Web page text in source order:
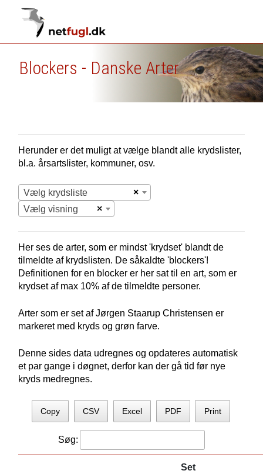
Blockers - Danske Arter
Herunder er det muligt at vælge blandt alle krydslister,
bl.a. årsartslister, kommuner, osv.
×
Vælg krydsliste
×
Vælg visning
Her ses de arter, som er mindst 'krydset' blandt de
tilmeldte af krydslisten. De såkaldte 'blockers'!
Definitionen for en blocker er her sat til en art, som er
krydset af max 10% af de tilmeldte personer.
Arter som er set af Jørgen Staarup Christensen er
markeret med kryds og grøn farve.
Denne sides data udregnes og opdateres automatisk
et par gange i døgnet, derfor kan der gå tid før nye
kryds medregnes.
Copy CSV Excel PDF Print
Søg:
Set